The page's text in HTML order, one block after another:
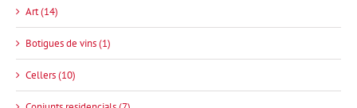
Art (14)
Botigues de vins (1)
Cellers (10)